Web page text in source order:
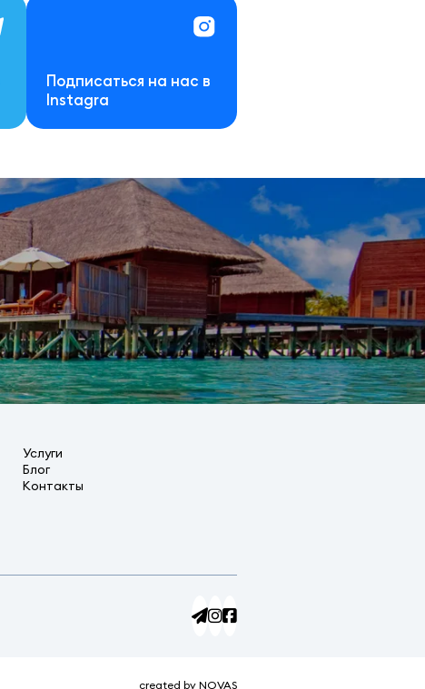
Подписаться на нас в
Instagra
Услуги
Блог
Контакты
created by NOVAS